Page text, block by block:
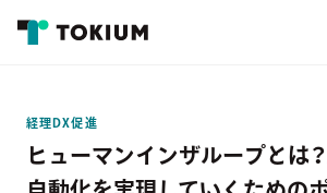
経理DX促進
ヒューマンインザループとは